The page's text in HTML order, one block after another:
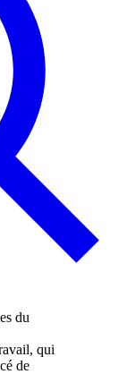
qui
de